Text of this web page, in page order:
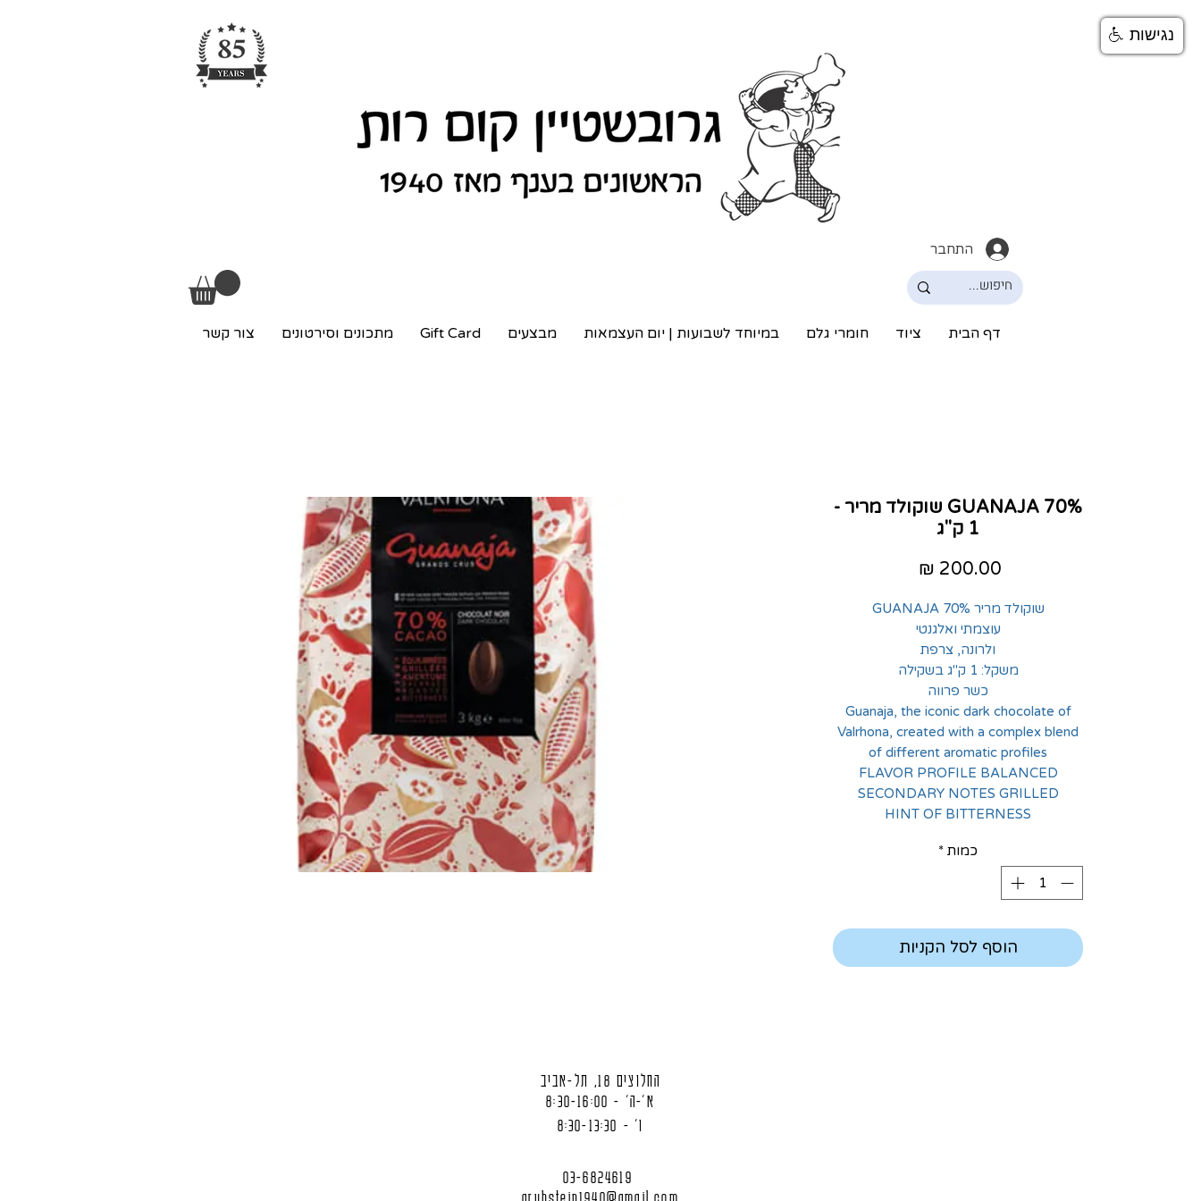
התחבר
דף הבית ציוד חומרי גלם במיוחד לשבועות | יום העצמאות מבצעים Gift Card מתכונים וסירטונים צור קשר
GUANAJA 70% שוקולד מריר -
1 ק"ג
שוקולד מריר 70% GUANAJA
עוצמתי ואלגנטי
ולרונה, צרפת
משקל: 1 ק"ג בשקילה
כשר פרווה
Guanaja, the iconic dark chocolate of
Valrhona, created with a complex blend
of different aromatic profiles
FLAVOR PROFILE BALANCED
SECONDARY NOTES GRILLED
HINT OF BITTERNESS
כמות *
הוסף לסל הקניות
החלוצים 18, תל-אביב
א'-ה' - 8:30-16:00
ו' - 8:30-13:30
03-6824619
grubstein1940@gmail.com
נגישות